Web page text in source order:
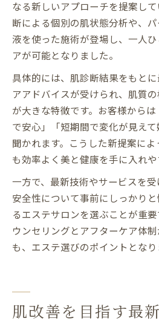
なる新しいアプローチを提案し
断による個別の肌状態分析や、
液を使った施術が登場し、一人
アが可能となりました。
具体的には、肌診断結果をもと
アアドバイスが受けられ、肌質
が大きな特徴です。お客様から
で安心」「短期間で変化が見え
聞かれます。こうした新提案に
も効率よく美と健康を手に入れや
一方で、最新技術やサービスを
安全性について事前にしっかり
るエステサロンを選ぶことが重
ウンセリングとアフターケア体
も、エステ選びのポイントとなり
肌改善を目指す最